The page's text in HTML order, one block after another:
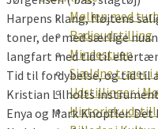
Møllen med
Radioudstilling
Mindestuen
Sjældne træer i
Udstillinger i
Historisk
Harpens klang, fløjtens
toner, der med særlige
langfart med tid til
Tid til fordybelse, og tid til
Kristian Lilholts
Enya og Mark Knopfler.